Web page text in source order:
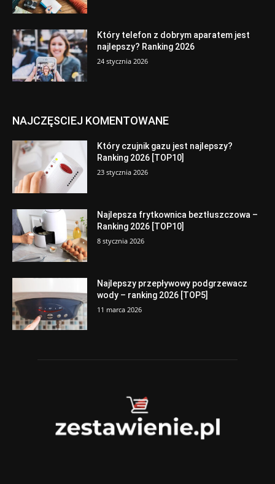
Który telefon z dobrym aparatem jest
najlepszy? Ranking 2026
24 stycznia 2026
NAJCZĘSCIEJ KOMENTOWANE
Który czujnik gazu jest najlepszy?
Ranking 2026 [TOP10]
23 stycznia 2026
Najlepsza frytkownica beztłuszczowa –
Ranking 2026 [TOP10]
8 stycznia 2026
Najlepszy przepływowy podgrzewacz
wody – ranking 2026 [TOP5]
11 marca 2026